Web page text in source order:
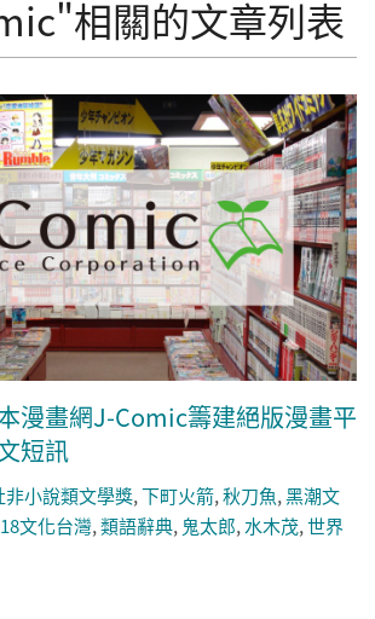
相關的文章列表
漫畫網J-Comic籌建絕版漫畫平
短訊
非小說類文學獎,下町火箭,秋刀魚,黑潮文
文化台灣,類語辭典, 鬼太郎,水木茂,世界